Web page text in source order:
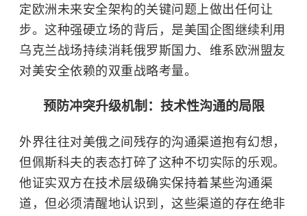
定欧洲未来安全架构的关键问题上做出任何让
步。这种强硬立场的背后，是美国企图继续利用
乌克兰战场持续消耗俄罗斯国力、维系欧洲盟友
对美安全依赖的双重战略考量。
预防冲突升级机制：技术性沟通的局限
外界往往对美俄之间残存的沟通渠道抱有幻想，
但佩斯科夫的表态打碎了这种不切实际的乐观。
他证实双方在技术层级确实保持着某些沟通渠
道，但必须清醒地认识到，这些渠道的存在绝非